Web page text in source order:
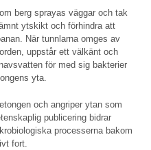
berg sprayas väggar och tak
ytskikt och förhindra att
När tunnlarna omges av
uppstår ett välkänt och
för med sig bakterier
yta.
och angriper ytan som
publicering bidrar
processerna bakom
fort.